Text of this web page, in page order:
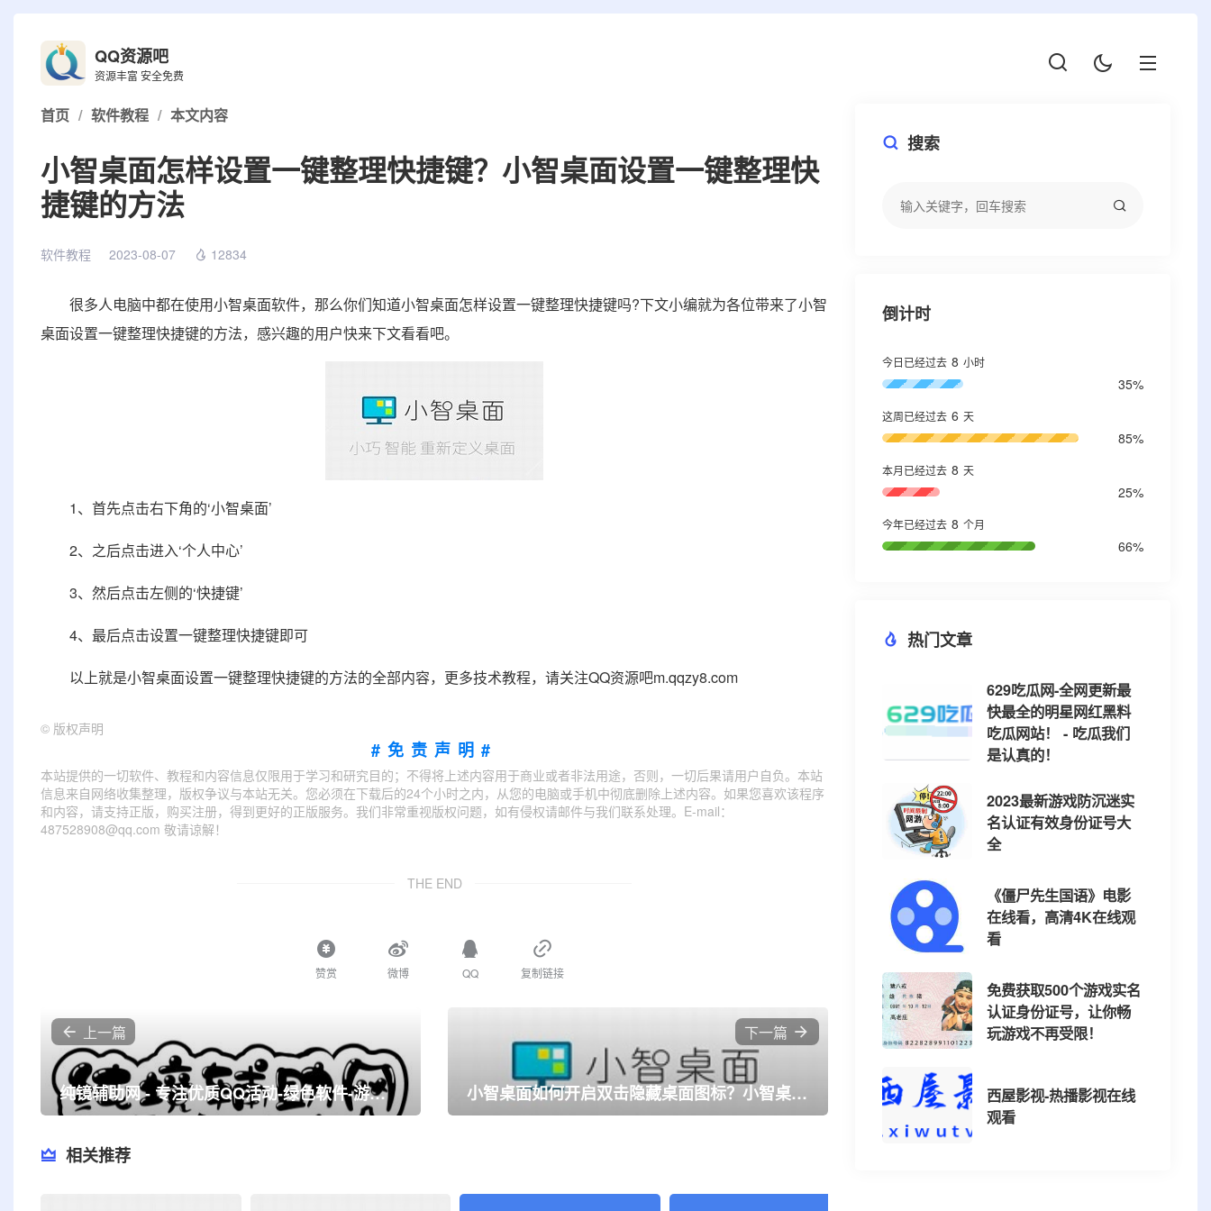
QQ资源吧
资源丰富 安全免费
首页 / 软件教程 / 本文内容
小智桌面怎样设置一键整理快捷键？小智桌面设置一键整理快
捷键的方法
软件教程 2023-08-07 12834
很多人电脑中都在使用小智桌面软件，那么你们知道小智桌面怎样设置一键整理快捷键吗?下文小编就为各位带来了小智
桌面设置一键整理快捷键的方法，感兴趣的用户快来下文看看吧。
1、首先点击右下角的‘小智桌面’
2、之后点击进入‘个人中心’
3、然后点击左侧的‘快捷键’
4、最后点击设置一键整理快捷键即可
以上就是小智桌面设置一键整理快捷键的方法的全部内容，更多技术教程，请关注QQ资源吧m.qqzy8.com
© 版权声明
#免责声明#
本站提供的一切软件、教程和内容信息仅限用于学习和研究目的；不得将上述内容用于商业或者非法用途，否则，一切后果请用户自负。本站
信息来自网络收集整理，版权争议与本站无关。您必须在下载后的24个小时之内，从您的电脑或手机中彻底删除上述内容。如果您喜欢该程序
和内容，请支持正版，购买注册，得到更好的正版服务。我们非常重视版权问题，如有侵权请邮件与我们联系处理。E-mail：
487528908@qq.com 敬请谅解！
THE END
赞赏 微博 QQ 复制链接
上一篇
纯镜辅助网 - 专注优质QQ活动-绿色软件-游戏辅助-技术教程分享网！
下一篇
小智桌面如何开启双击隐藏桌面图标？小智桌面开启双击隐藏桌面图标的方法
相关推荐
搜索
倒计时
今日已经过去 8 小时
35%
这周已经过去 6 天
85%
本月已经过去 8 天
25%
今年已经过去 8 个月
66%
热门文章
629吃瓜网-全网更新最
快最全的明星网红黑料
吃瓜网站！ - 吃瓜我们
是认真的！
2023最新游戏防沉迷实
名认证有效身份证号大
全
《僵尸先生国语》电影
在线看，高清4K在线观
看
免费获取500个游戏实名
认证身份证号，让你畅
玩游戏不再受限！
西屋影视-热播影视在线
观看